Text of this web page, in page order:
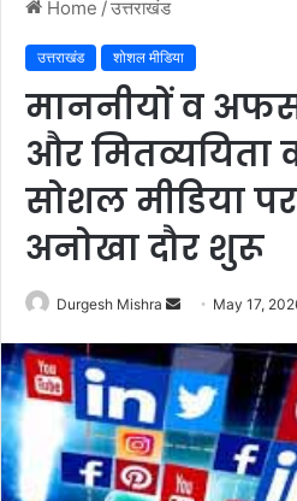
Home /उत्तराखंड
उत्तराखंड शोशल मीडिया
माननीयों व
और मितव्ययिता
सोशल मीडिया
अनोखा दौर शुरू
Durgesh Mishra
Send May 17,